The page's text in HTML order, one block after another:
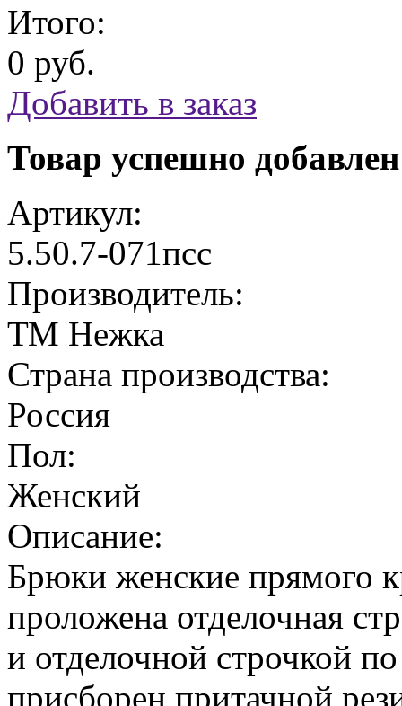
Итого:
0 руб.
Добавить в заказ
Товар успешно
Артикул:
5.50.7-071псс
Производитель:
ТМ Нежка
Страна производства:
Россия
Пол:
Женский
Описание:
Брюки женские прямого
проложена отделочная
и отделочной строчкой
присборен притачной